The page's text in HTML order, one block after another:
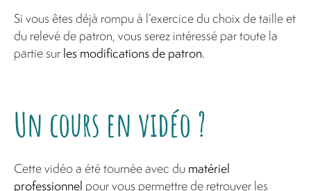
Si vous êtes déjà rompu à l’exercice du choix de taille et
du relevé de patron, vous serez intéressé par toute la
partie sur les modifications de patron.
Un cours en vidéo ?
Cette vidéo a été tournée avec du matériel
professionnel pour vous permettre de retrouver les